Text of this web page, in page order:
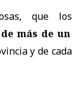
que los
más de un
y de cada